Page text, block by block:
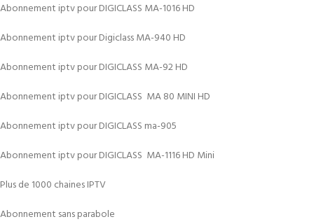
Abonnement iptv pour DIGICLASS MA-1016 HD
Abonnement iptv pour Digiclass MA-940 HD
Abonnement iptv pour DIGICLASS MA-92 HD
Abonnement iptv pour DIGICLASS MA 80 MINI HD
Abonnement iptv pour DIGICLASS ma-905
Abonnement iptv pour DIGICLASS MA-1116 HD Mini
Plus de 1000 chaines IPTV
Abonnement sans parabole